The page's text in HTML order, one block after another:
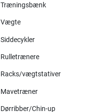
Træningsbænk
Vægte
Siddecykler
Rulletrænere
Racks/vægtstativer
Mavetræner
Dørribber/Chin-up